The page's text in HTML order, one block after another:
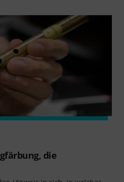
die